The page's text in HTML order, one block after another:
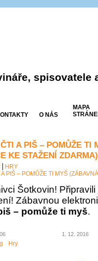
spisovatele
O NÁS
MAPA
A PIŠ – POMŮŽE TI
KE STAŽENÍ ZDARMA)
HRY
A PIŠ – POMŮŽE TI MYŠ
Šotkovin!
Zábavnou
– pomůže ti myš.
1. 12. 2016
Hry